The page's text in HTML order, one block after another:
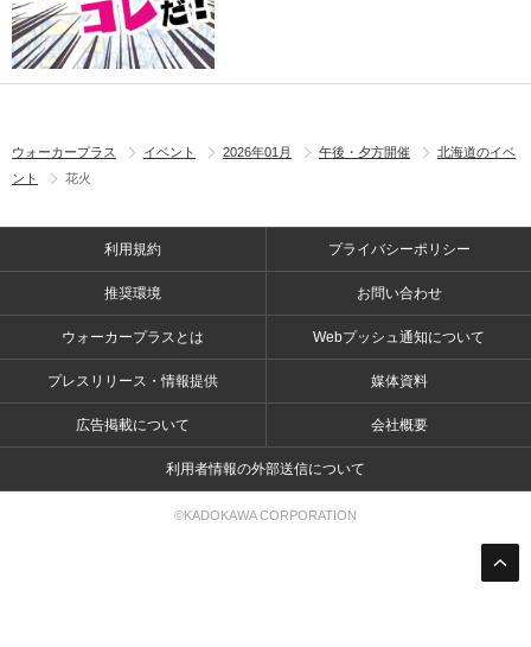
ウォーカープラス イベント 2026年01月 午後・夕方開催
北海道のイベ
ント
花火
利用規約 プライバシーポリシー
推奨環境 お問い合わせ
ウォーカープラスとは Webプッシュ通知について
プレスリリース・情報提供 媒体資料
広告掲載について 会社概要
利用者情報の外部送信について
©KADOKAWA CORPORATION